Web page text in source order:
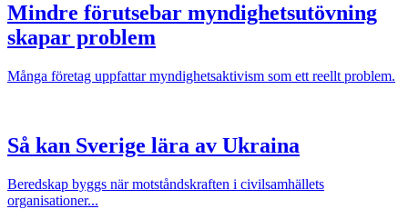
Mindre förutsebar myndighetsutövning
skapar problem
Många företag uppfattar myndighetsaktivism som ett reellt problem.
Så kan Sverige lära av Ukraina
Beredskap byggs när motståndskraften i civilsamhällets
organisationer...